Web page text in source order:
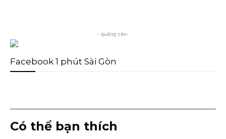
- quảng cáo-
Facebook 1 phút Sài Gòn
Có thể bạn thích